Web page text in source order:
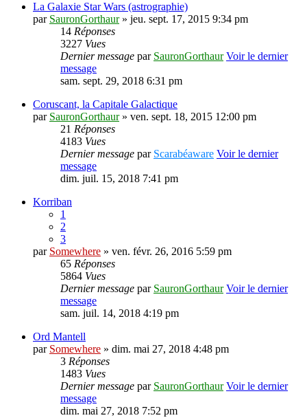
La Galaxie Star Wars (astrographie)
par SauronGorthaur» jeu. sept. 17, 2015 9:34 pm
14 Réponses
3227 Vues
Dernier message par SauronGorthaur Voir le dernier
message
sam. sept. 29, 2018 6:31 pm
Coruscant, la Capitale Galactique
par SauronGorthaur» ven. sept. 18, 2015 12:00 pm
21 Réponses
4183 Vues
Dernier message par Scarabéaware Voir le dernier
message
dim. juil. 15, 2018 7:41 pm
Korriban
1
2
3
par Somewhere » ven. févr. 26, 2016 5:59 pm
65 Réponses
5864 Vues
Dernier message par SauronGorthaur Voir le dernier
message
sam. juil. 14, 2018 4:19 pm
Ord Mantell
par Somewhere » dim. mai 27, 2018 4:48 pm
3 Réponses
1483 Vues
Dernier message par SauronGorthaur Voir le dernier
message
dim. mai 27, 2018 7:52 pm